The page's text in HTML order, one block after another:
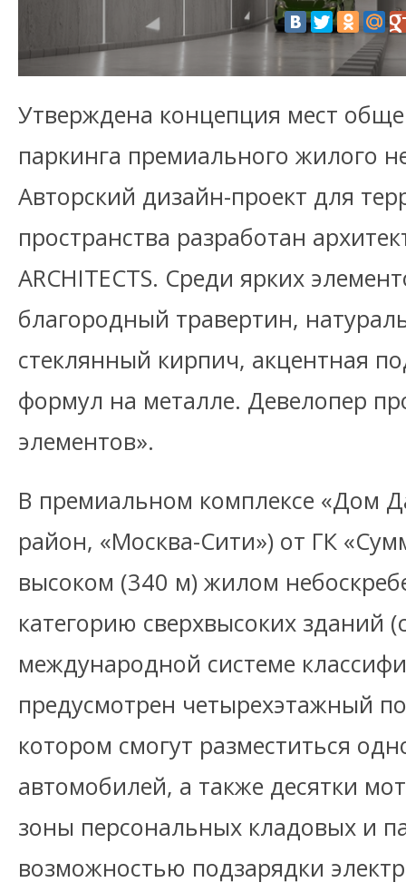
Утверждена концепция мест
паркинга премиального жилого
Авторский дизайн-проект для
пространства разработан
ARCHITECTS. Среди ярких
благородный травертин,
стеклянный кирпич, акцентная
формул на металле. Девелопер
элементов».
В премиальном комплексе «Дом
район, «Москва-Сити») от ГК
высоком (340 м) жилом
категорию сверхвысоких зданий
международной системе
предусмотрен четырехэтажный
котором смогут разместиться
автомобилей, а также десятки
зоны персональных кладовых и
возможностью подзарядки